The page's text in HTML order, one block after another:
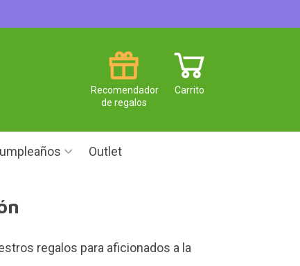
Carrito
Recomendador
de regalos
Outlet
regalos para aficionados a la